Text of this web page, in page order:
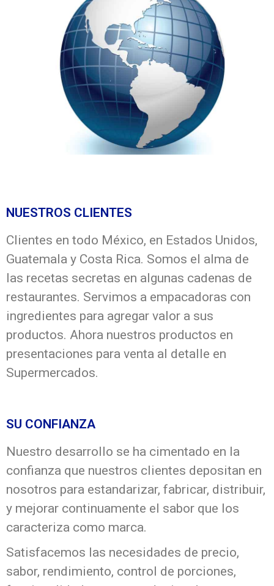
NUESTROS CLIENTES
Clientes en todo México, en Estados Unidos,
Guatemala y Costa Rica. Somos el alma de
las recetas secretas en algunas cadenas de
restaurantes. Servimos a empacadoras con
ingredientes para agregar valor a sus
productos. Ahora nuestros productos en
presentaciones para venta al detalle en
Supermercados.
SU CONFIANZA
Nuestro desarrollo se ha cimentado en la
confianza que nuestros clientes depositan en
nosotros para estandarizar, fabricar, distribuir,
y mejorar continuamente el sabor que los
caracteriza como marca.
Satisfacemos las necesidades de precio,
sabor, rendimiento, control de porciones,